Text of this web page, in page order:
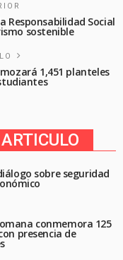
Responsabilidad Social
sostenible
1,451 planteles
sobre seguridad
conmemora 125
presencia de